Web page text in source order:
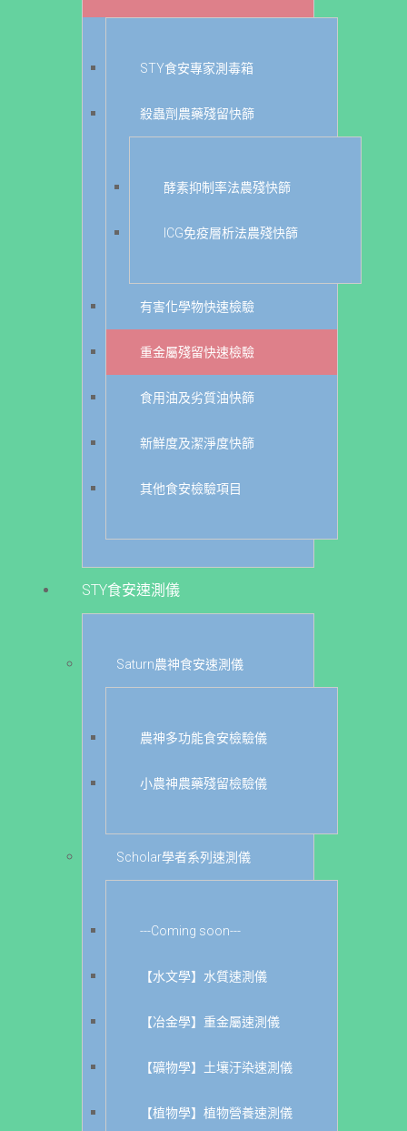
STY食安專家測毒箱
殺蟲劑農藥殘留快篩
酵素抑制率法農殘快篩
ICG免疫層析法農殘快篩
有害化學物快速檢驗
重金屬殘留快速檢驗
食用油及劣質油快篩
新鮮度及潔淨度快篩
其他食安檢驗項目
STY食安速測儀
Saturn農神食安速測儀
農神多功能食安檢驗儀
小農神農藥殘留檢驗儀
Scholar學者系列速測儀
---Coming soon---
【水文學】水質速測儀
【冶金學】重金屬速測儀
【礦物學】土壤汙染速測儀
【植物學】植物營養速測儀